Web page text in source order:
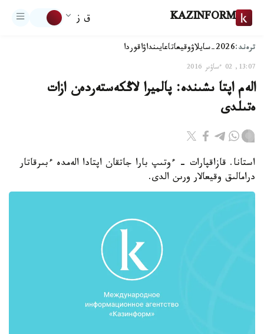
KAZINFORM ق ز
ترەند:2026-سايلاۋ وقيعاتاعايىنداۋاقوردا
13:07, 02 ءساۋىر 2016
الەم اپتا ىشىندە: پالميرا لاڭكەستەردەن ازات
ەتىلدى
استانا. قازاقپارات - ءوتىپ بارا جاتقان اپتادا الەمدە ءبىرقاتار
درامالىق وقيعالار ورىن الدى.